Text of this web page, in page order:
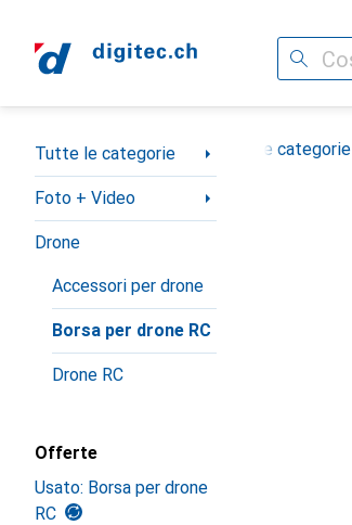
Cerca
Categoria Navigazione
Tutte le categorie
Foto + Video
Drone
Accessori per drone
Borsa per drone RC
Drone RC
Offerte
Usato: Borsa per drone
RC
Tutte le categorie